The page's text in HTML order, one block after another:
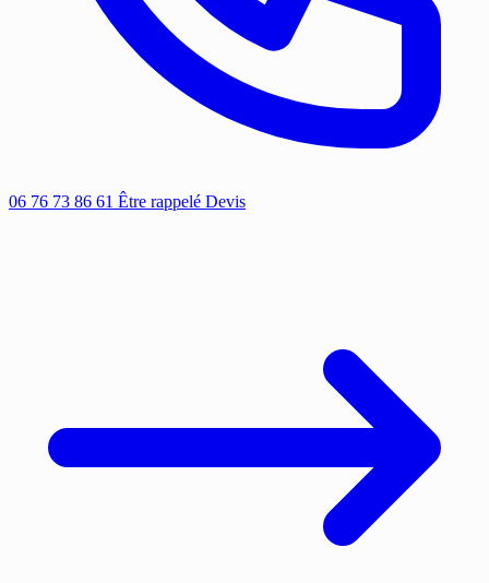
06 76 73 86 61 Être rappelé Devis